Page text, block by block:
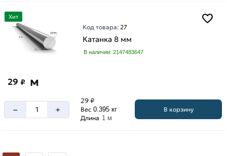
Хит
Код товара: 27
Катанка 8 мм
В наличии: 2147483647
29 ₽ м
– +
29 ₽
Вес 0.395 кг
Длина 1 м
В корзину